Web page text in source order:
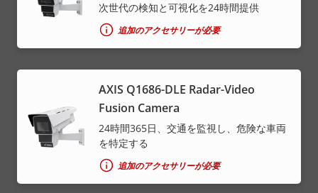
次世代の検知と可視化を24時間提供
追加のアクセサリーが必要
AXIS Q1686-DLE Radar-Video
Fusion Camera
24時間365日、交通を監視し、危険な車両
を特定する
追加のアクセサリーが必要